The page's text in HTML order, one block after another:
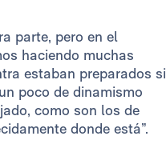
parte, pero en el
haciendo muchas
estaban preparados si
poco de dinamismo
como son los de
donde está”.